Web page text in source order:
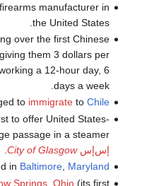
manufacturer in
the United States.
over the first Chinese
them 3 dollars per
a 12-hour day, 6
days a week.
to immigrateto Chile
to offer United States-
passage in a steamer,
إس‌إسCity of Glasgow
in Baltimore, Maryland
Springs, Ohio(its first